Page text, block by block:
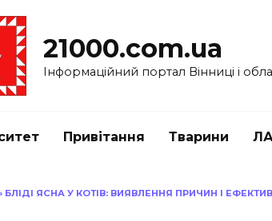
21000.com.ua
Інформаційний портал Вінниці і
Привітання Тварини
БЛІДІ ЯСНА У КОТІВ: ВИЯВЛЕННЯ ПРИЧИН І